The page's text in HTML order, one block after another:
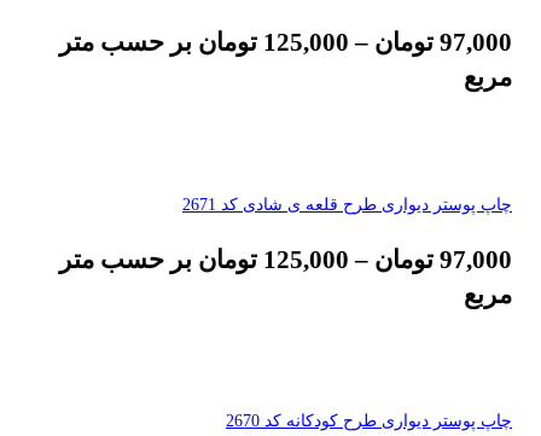
97,000 تومان –
125,000 تومان بر حسب متر
مربع
چاپ پوستر دیواری طرح قلعه ی شادی کد 2671
97,000 تومان –
125,000 تومان بر حسب متر
مربع
چاپ پوستر دیواری طرح کودکانه کد 2670